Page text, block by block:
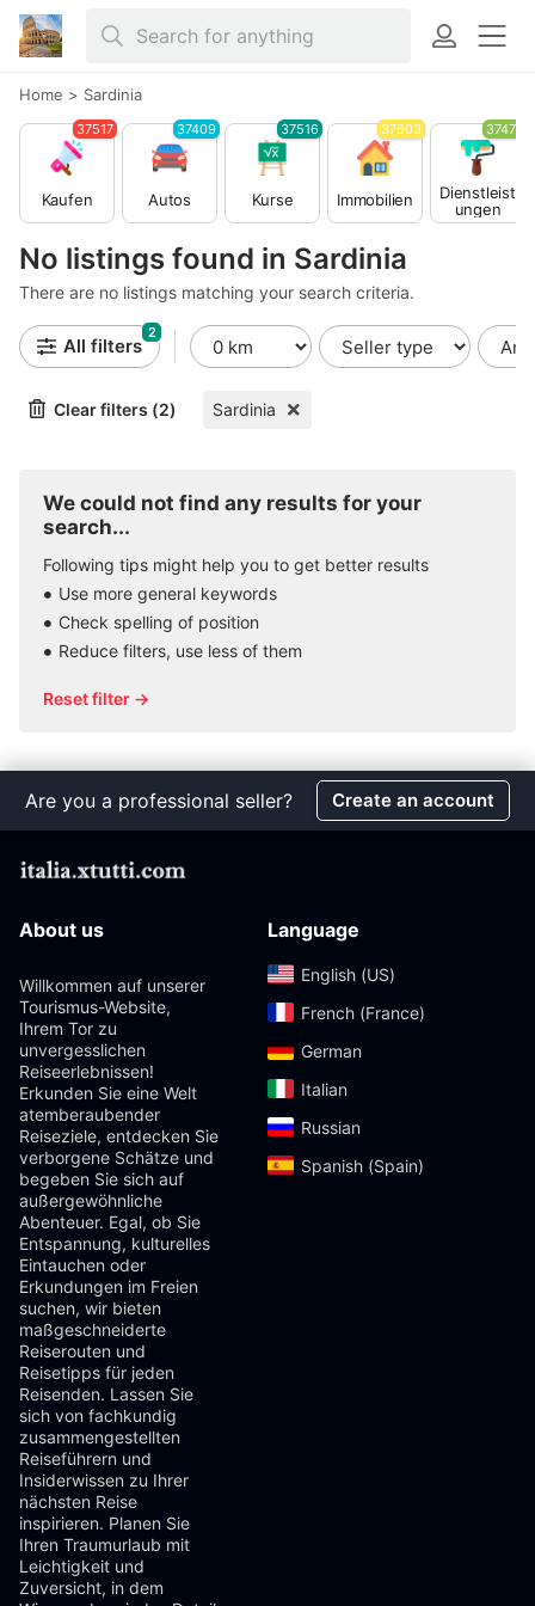
Home > Sardinia
No listings found in Sardinia
There are no listings matching your search criteria.
Kaufen
37517
Autos
37409
Kurse
37516
Immobilien
37603
Dienstleist
ungen
37479
All filters
2
Clear filters (2) Sardinia
We could not find any results for your
search...
Following tips might help you to get better results
Use more general keywords
Check spelling of position
Reduce filters, use less of them
Reset filter →
Are you a professional seller? Create an account
About us
Willkommen auf unserer
Tourismus-Website,
Ihrem Tor zu
unvergesslichen
Reiseerlebnissen!
Erkunden Sie eine Welt
atemberaubender
Reiseziele, entdecken Sie
verborgene Schätze und
begeben Sie sich auf
außergewöhnliche
Abenteuer. Egal, ob Sie
Entspannung, kulturelles
Eintauchen oder
Erkundungen im Freien
suchen, wir bieten
maßgeschneiderte
Reiserouten und
Reisetipps für jeden
Reisenden. Lassen Sie
sich von fachkundig
zusammengestellten
Reiseführern und
Insiderwissen zu Ihrer
nächsten Reise
inspirieren. Planen Sie
Ihren Traumurlaub mit
Leichtigkeit und
Zuversicht, in dem
Language
English (US)‎
French (France)‎
German‎
Italian‎
Russian‎
Spanish (Spain)‎